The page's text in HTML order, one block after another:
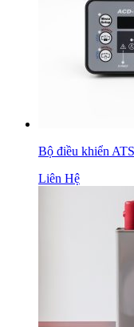
Bộ điều khiển
Liên Hệ